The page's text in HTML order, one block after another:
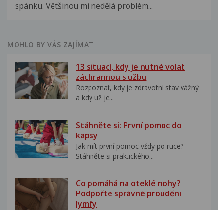
spánku. Většinou mi nedělá problém...
MOHLO BY VÁS ZAJÍMAT
13 situací, kdy je nutné volat
záchrannou službu
Rozpoznat, kdy je zdravotní stav vážný
a kdy už je...
Stáhněte si: První pomoc do
kapsy
Jak mít první pomoc vždy po ruce?
Stáhněte si praktického...
Co pomáhá na oteklé nohy?
Podpořte správné proudění
lymfy